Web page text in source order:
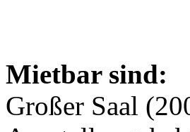
Mietbar sind:
Großer Saal